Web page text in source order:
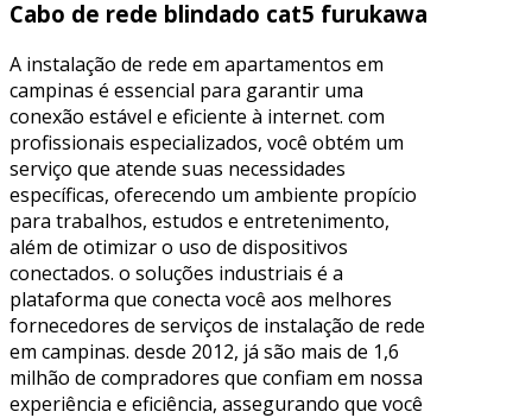
Cabo de rede blindado cat5 furukawa
A instalação de rede em apartamentos em
campinas é essencial para garantir uma
conexão estável e eficiente à internet. com
profissionais especializados, você obtém um
serviço que atende suas necessidades
específicas, oferecendo um ambiente propício
para trabalhos, estudos e entretenimento,
além de otimizar o uso de dispositivos
conectados. o soluções industriais é a
plataforma que conecta você aos melhores
fornecedores de serviços de instalação de rede
em campinas. desde 2012, já são mais de 1,6
milhão de compradores que confiam em nossa
experiência e eficiência, assegurando que você